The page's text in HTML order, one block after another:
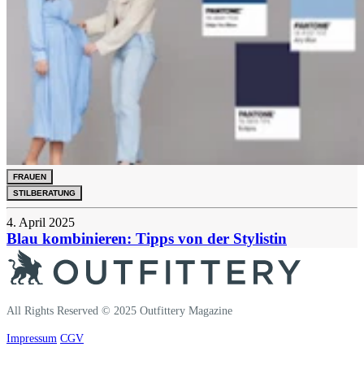
FRAUEN
STILBERATUNG
4. April 2025
Blau kombinieren: Tipps von der Stylistin
All Rights Reserved © 2025 Outfittery Magazine
Impressum CGV